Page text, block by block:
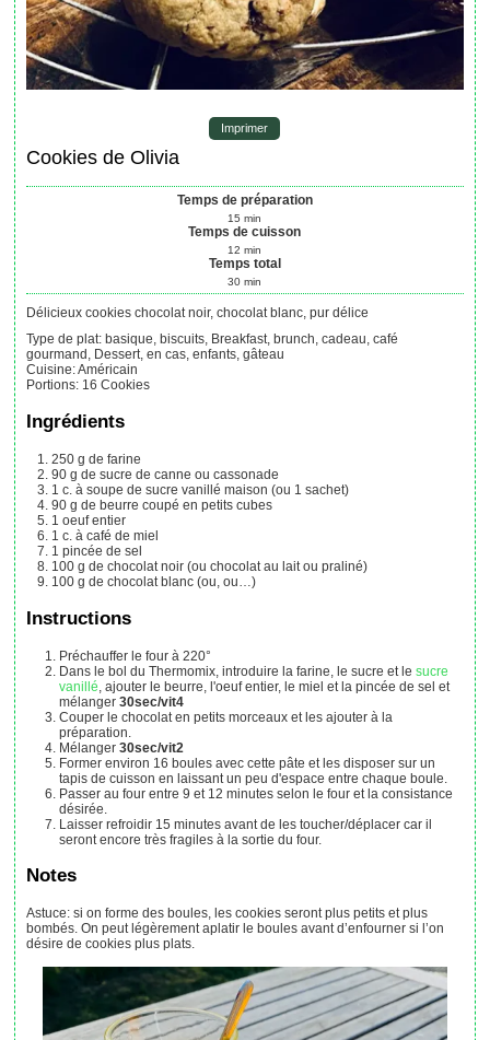
Imprimer
Cookies de Olivia
Temps de préparation
15 min
Temps de cuisson
12 min
Temps total
30 min
Délicieux cookies chocolat noir, chocolat blanc, pur délice
Type de plat: basique, biscuits, Breakfast, brunch, cadeau, café
gourmand, Dessert, en cas, enfants, gâteau
Cuisine:Américain
Portions: 16 Cookies
Ingrédients
250 g de farine
90 g de sucre de canne ou cassonade
1 c. à soupe de sucre vanillé maison(ou 1 sachet)
90 g de beurre coupé en petits cubes
1 oeuf entier
1 c. à café de miel
1 pincée de sel
100 g de chocolat noir (ou chocolat au lait ou praliné)
100 g de chocolat blanc (ou, ou…)
Instructions
Préchauffer le four à 220°
Dans le bol du Thermomix, introduire la farine, le sucre et lesucre
vanillé , ajouter le beurre, l'oeuf entier, le miel et la pincée de sel et
mélanger30sec/vit4
Couper le chocolat en petits morceaux et les ajouter à la
préparation.
Mélanger30sec/vit2
Former environ 16 boules avec cette pâte et les disposer sur un
tapis de cuisson en laissant un peu d'espace entre chaque boule.
Passer au four entre 9 et 12 minutes selon le four et la consistance
désirée.
Laisser refroidir 15 minutes avant de les toucher/déplacer car il
seront encore très fragiles à la sortie du four.
Notes
Astuce: si on forme des boules, les cookies seront plus petits et plus
bombés. On peut légèrement aplatir le boules avant d’enfourner si l’on
désire de cookies plus plats.